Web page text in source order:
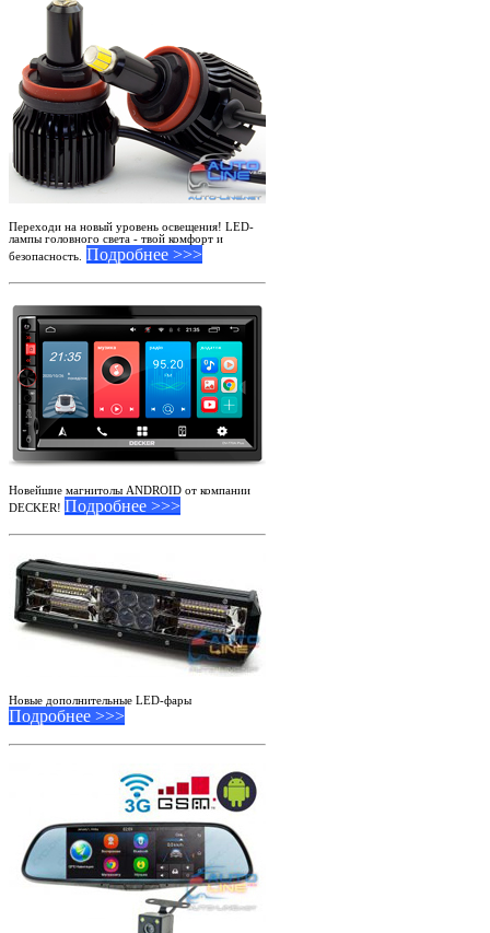
Переходи на новый уровень освещения! LED-
лампы головного света - твой комфорт и
безопасность.
Подробнее >>>
Новейшие магнитолы ANDROID от компании
DECKER! Подробнее >>>
Новые дополнительные LED-фары
Подробнее >>>